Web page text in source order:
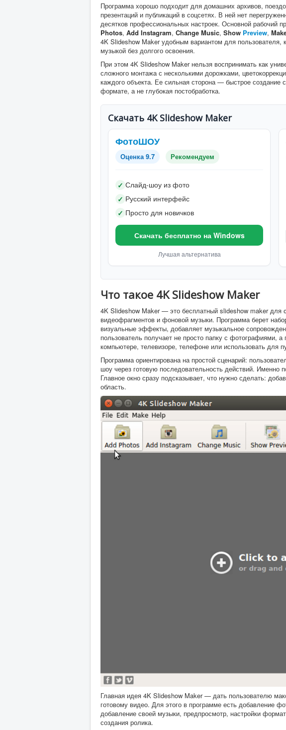
Программа хорошо подходит для домашних архивов,
презентаций и публикаций в соцсетях. В ней нет
десятков профессиональных настроек. Основной рабочий
Photos, Add Instagram, Change Music, Show Preview,
4K Slideshow Maker удобным вариантом для
музыкой без долгого освоения.
При этом 4K Slideshow Maker нельзя воспринимать как
сложного монтажа с несколькими дорожками,
каждого объекта. Ее сильная сторона — быстрое
формате, а не глубокая постобработка.
Скачать 4K Slideshow Maker
ФотоШОУ
Оценка 9.7 Рекомендуем
✓ Слайд-шоу из фото
✓ Русский интерфейс
✓ Просто для новичков
Скачать бесплатно на Windows
Лучшая альтернатива
Что такое 4K Slideshow Maker
4K Slideshow Maker — это бесплатный slideshow maker для
видеофрагментов и фоновой музыки. Программа берет
визуальные эффекты, добавляет музыкальное
пользователь получает не просто папку с фотографиями,
компьютере, телевизоре, телефоне или использовать для
Программа ориентирована на простой сценарий:
шоу через готовую последовательность действий. Именно
Главное окно сразу подсказывает, что нужно сделать:
область.
Главная идея 4K Slideshow Maker — дать пользователю
готовому видео. Для этого в программе есть добавление
добавление своей музыки, предпросмотр, настройки
создания ролика.